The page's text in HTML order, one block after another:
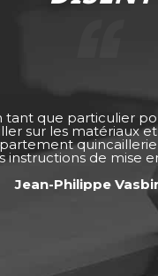
tant que particulier
sur les matériaux
instructions de mise
Jean-Philippe